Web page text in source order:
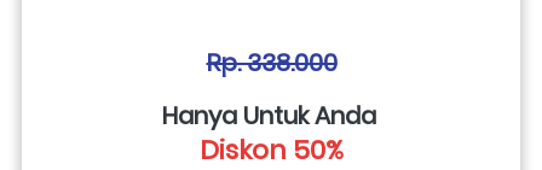
Rp. 338.000
Hanya Untuk Anda
Diskon 50%